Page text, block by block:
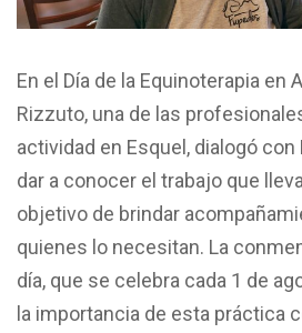
En el Día de la Equinoterapia en
Rizzuto, una de las
actividad en Esquel, dialogó con
dar a conocer el trabajo que
objetivo de brindar
quienes lo necesitan. La
día, que se celebra cada 1 de
la importancia de esta práctica